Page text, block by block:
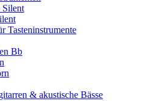
Tasteninstrumente
Bb
& akustische Bässe